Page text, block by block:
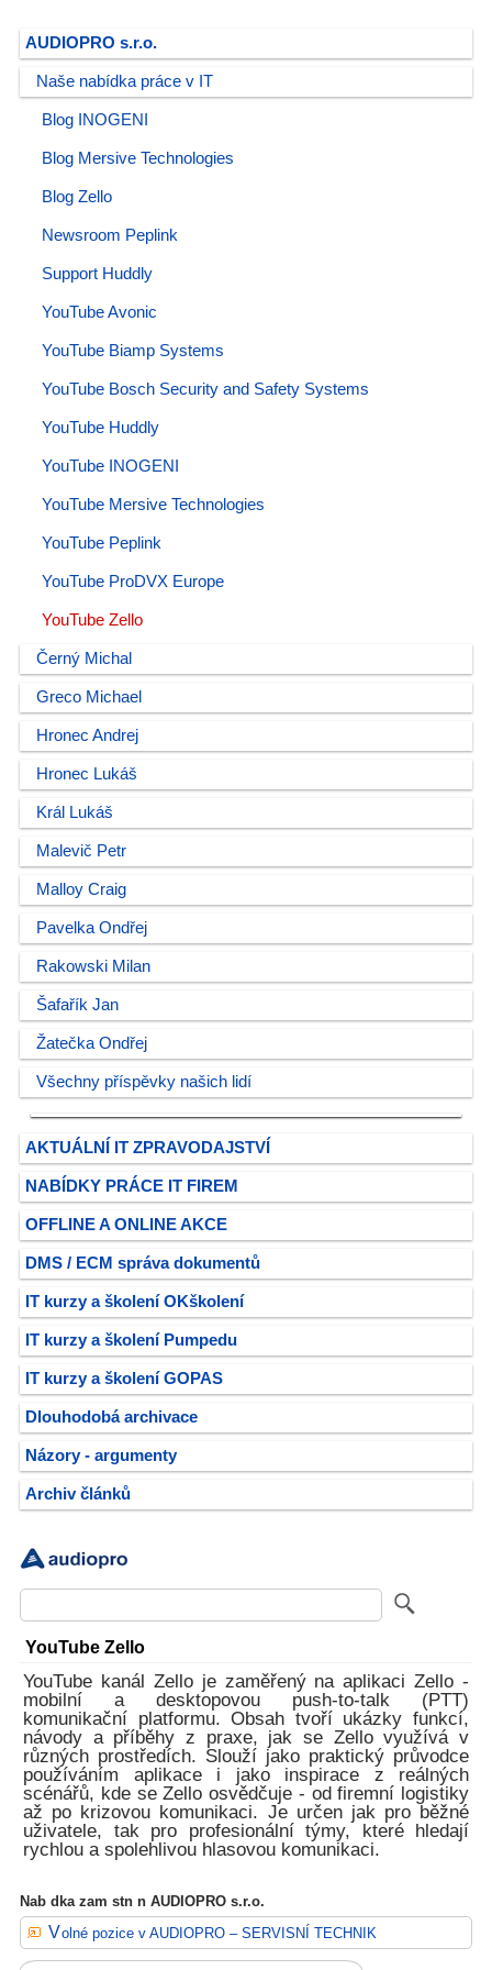
AUDIOPRO s.r.o.
Naše nabídka práce v IT
Blog INOGENI
Blog Mersive Technologies
Blog Zello
Newsroom Peplink
Support Huddly
YouTube Avonic
YouTube Biamp Systems
YouTube Bosch Security and Safety Systems
YouTube Huddly
YouTube INOGENI
YouTube Mersive Technologies
YouTube Peplink
YouTube ProDVX Europe
YouTube Zello
Černý Michal
Greco Michael
Hronec Andrej
Hronec Lukáš
Král Lukáš
Malevič Petr
Malloy Craig
Pavelka Ondřej
Rakowski Milan
Šafařík Jan
Žatečka Ondřej
Všechny příspěvky našich lidí
AKTUÁLNÍ IT ZPRAVODAJSTVÍ
NABÍDKY PRÁCE IT FIREM
OFFLINE A ONLINE AKCE
DMS / ECM správa dokumentů
IT kurzy a školení OKškolení
IT kurzy a školení Pumpedu
IT kurzy a školení GOPAS
Dlouhodobá archivace
Názory - argumenty
Archiv článků
YouTube Zello
YouTube kanál Zello je zaměřený na aplikaci Zello -
mobilní a desktopovou push-to-talk (PTT)
komunikační platformu. Obsah tvoří ukázky funkcí,
návody a příběhy z praxe, jak se Zello využívá v
různých prostředích. Slouží jako praktický průvodce
používáním aplikace i jako inspirace z reálných
scénářů, kde se Zello osvědčuje - od firemní logistiky
až po krizovou komunikaci. Je určen jak pro běžné
uživatele, tak pro profesionální týmy, které hledají
rychlou a spolehlivou hlasovou komunikaci.
Nab dka zam stn n AUDIOPRO s.r.o.
Volné pozice v AUDIOPRO – SERVISNÍ TECHNIK